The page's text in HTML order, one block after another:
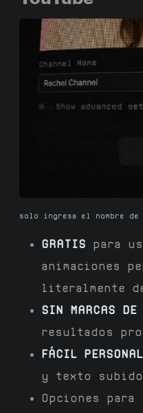
solo ingresa el nombre
GRATIS para
animaciones
literalmente
SIN MARCAS DE
resultados
FÁCIL
y texto
Opciones para